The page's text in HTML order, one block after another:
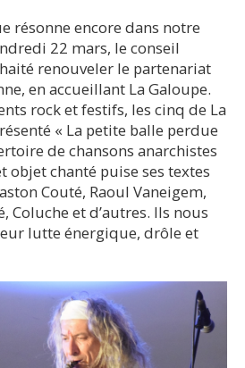
résonne encore dans notre
22 mars, le conseil
renouveler le partenariat
en accueillant La Galoupe.
rock et festifs, les cinq de La
« La petite balle perdue
de chansons anarchistes
objet chanté puise ses textes
Couté, Raoul Vaneigem,
Coluche et d’autres. Ils nous
lutte énergique, drôle et